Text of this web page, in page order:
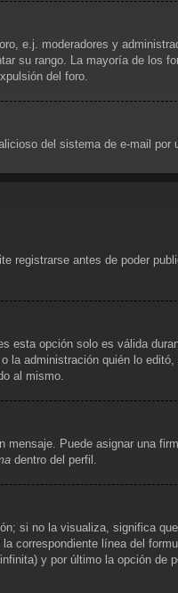
e.j. moderadores y
su rango. La mayoría de los
del foro.
del sistema de e-mail por
registrarse antes de poder
esta opción solo es válida
la administración quién lo
al mismo.
mensaje. Puede asignar una
dentro del perfil.
si no la visualiza, significa
correspondiente línea del
y por último la opción de